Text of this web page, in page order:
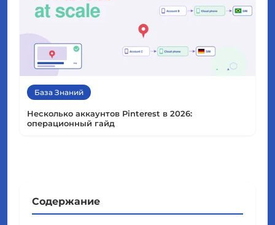
База Знаний
Несколько аккаунтов Pinterest в 2026:
операционный гайд
Содержание